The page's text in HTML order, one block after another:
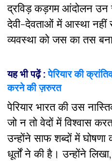
द्रविड़ कड़गम आंदोलन उन
देवी-देवताओं में आस्था नहीं
व्यवस्था को जस का तस
यह भी पढ़ें :पेरियार की
करने की ज़रुरत
पेरियार भारत की उस
जो न तो वेदों में विश्वास
उन्होंने साफ शब्दों में
धूर्तों ने की है। उन्होंने